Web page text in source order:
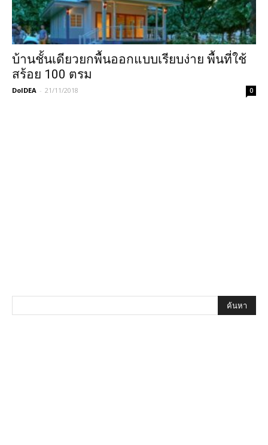
บ้านชั้นเดียวยกพื้นออกแบบเรียบง่าย พื้นที่ใช้
สร้อย 100 ตรม
DoIDEA - 21/11/2018 0